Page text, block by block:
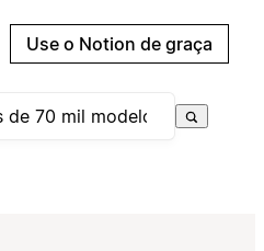
Use o Notion de graça